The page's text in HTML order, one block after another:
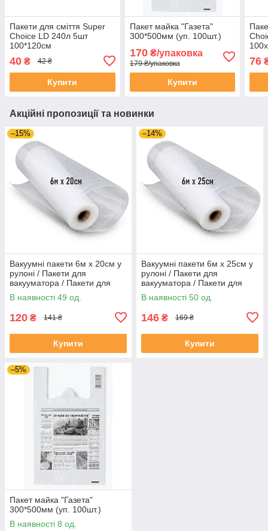
Пакети для сміття Super
Choice LD 240л 5шт
100*120см
40 ₴ 42 ₴
Купити
Пакет майка "Газета"
300*500мм (уп. 100шт.)
170₴/упаковка
179 ₴/упаковка
Купити
76
Акційні пропозиції та новинки
–15%
Вакуумні пакети 6м х 20см у
рулоні / Пакети для
вакууматора / Пакети для
вакуумування продуктів
В наявності 49 од.
120 ₴ 141 ₴
Купити
–14%
Вакуумні пакети 6м х 25см у
рулоні / Пакети для
вакууматора / Пакети для
вакуумування продуктів
В наявності 50 од.
146 ₴ 169 ₴
Купити
–5%
Пакет майка "Газета"
300*500мм (уп. 100шт.)
В наявності 8 од.